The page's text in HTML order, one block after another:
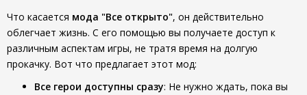
Что касается мода "Все открыто", он действительно
облегчает жизнь. С его помощью вы получаете доступ к
различным аспектам игры, не тратя время на долгую
прокачку. Вот что предлагает этот мод:
Все герои доступны сразу: Не нужно ждать, пока вы